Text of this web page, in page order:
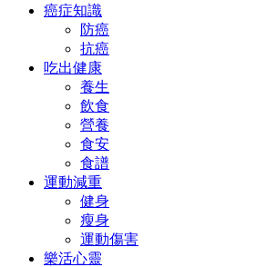
癌症知識
防癌
抗癌
吃出健康
養生
飲食
營養
食安
食譜
運動減重
健身
瘦身
運動傷害
樂活心靈